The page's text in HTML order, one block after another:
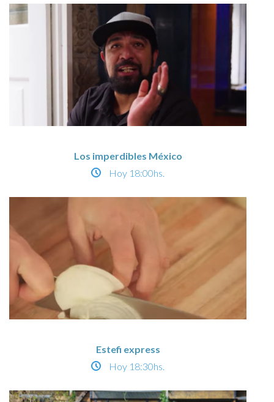
Los imperdibles México
Hoy 18:00hs.
Estefi express
Hoy 18:30hs.